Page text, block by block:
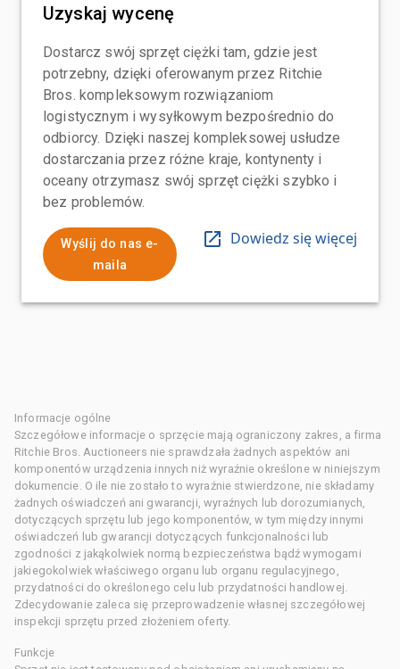
Uzyskaj wycenę
Dostarcz swój sprzęt ciężki tam, gdzie jest
potrzebny, dzięki oferowanym przez Ritchie
Bros. kompleksowym rozwiązaniom
logistycznym i wysyłkowym bezpośrednio do
odbiorcy. Dzięki naszej kompleksowej usłudze
dostarczania przez różne kraje, kontynenty i
oceany otrzymasz swój sprzęt ciężki szybko i
bez problemów.
Wyślij do nas e-
maila
Dowiedz się więcej
Informacje ogólne
Szczegółowe informacje o sprzęcie mają ograniczony zakres, a firma
Ritchie Bros. Auctioneers nie sprawdzała żadnych aspektów ani
komponentów urządzenia innych niż wyraźnie określone w niniejszym
dokumencie. O ile nie zostało to wyraźnie stwierdzone, nie składamy
żadnych oświadczeń ani gwarancji, wyraźnych lub dorozumianych,
dotyczących sprzętu lub jego komponentów, w tym między innymi
oświadczeń lub gwarancji dotyczących funkcjonalności lub
zgodności z jakąkolwiek normą bezpieczeństwa bądź wymogami
jakiegokolwiek właściwego organu lub organu regulacyjnego,
przydatności do określonego celu lub przydatności handlowej.
Zdecydowanie zaleca się przeprowadzenie własnej szczegółowej
inspekcji sprzętu przed złożeniem oferty.
Funkcje